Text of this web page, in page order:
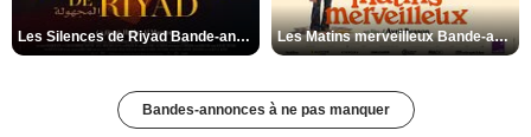
Les Silences de Riyad Bande-annonce VO STFR Les Matins merveilleux Bande-annonce VF
Bandes-annonces à ne pas manquer